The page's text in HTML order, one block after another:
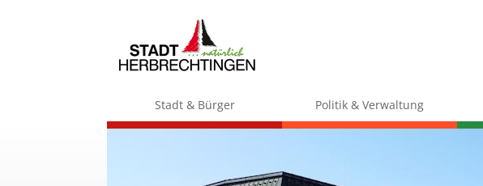
Stadt & Bürger Politik & Verwaltung